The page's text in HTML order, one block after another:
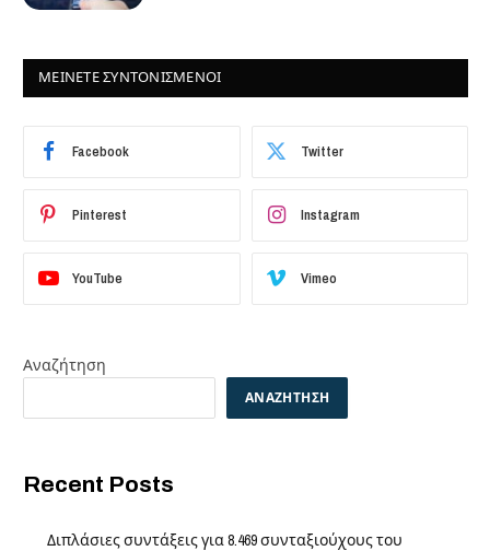
ΜΕΙΝΕΤΕ ΣΥΝΤΟΝΙΣΜΕΝΟΙ
Facebook Twitter
Pinterest Instagram
YouTube Vimeo
Αναζήτηση
ΑΝΑΖΉΤΗΣΗ
Recent Posts
Διπλάσιες συντάξεις για 8.469 συνταξιούχους του